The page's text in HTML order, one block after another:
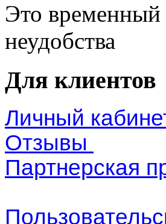
Это временный
неудобства
Для клиентов
Личный
Отзывы
Партнерская